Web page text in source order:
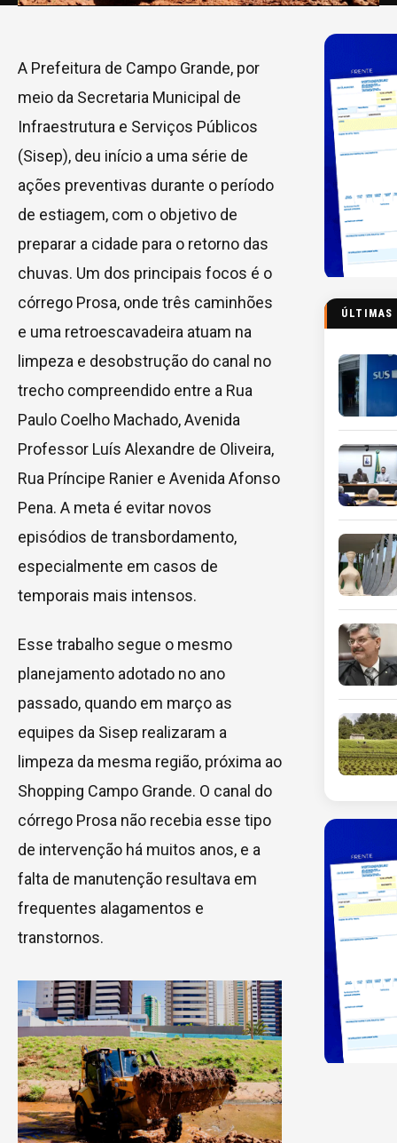
A Prefeitura de Campo Grande, por
meio da Secretaria Municipal de
Infraestrutura e Serviços Públicos
(Sisep), deu início a uma série de
ações preventivas durante o período
de estiagem, com o objetivo de
preparar a cidade para o retorno das
chuvas. Um dos principais focos é o
córrego Prosa, onde três caminhões
e uma retroescavadeira atuam na
limpeza e desobstrução do canal no
trecho compreendido entre a Rua
Paulo Coelho Machado, Avenida
Professor Luís Alexandre de Oliveira,
Rua Príncipe Ranier e Avenida Afonso
Pena. A meta é evitar novos
episódios de transbordamento,
especialmente em casos de
temporais mais intensos.
Esse trabalho segue o mesmo
planejamento adotado no ano
passado, quando em março as
equipes da Sisep realizaram a
limpeza da mesma região, próxima ao
Shopping Campo Grande. O canal do
córrego Prosa não recebia esse tipo
de intervenção há muitos anos, e a
falta de manutenção resultava em
frequentes alagamentos e
transtornos.